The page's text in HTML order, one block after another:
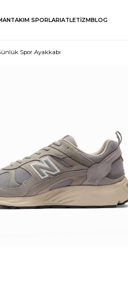
TAKIM SPORLARIATLETİZMBLOG
Spor Ayakkabı